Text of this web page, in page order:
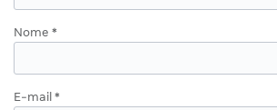
Nome *
E-mail *